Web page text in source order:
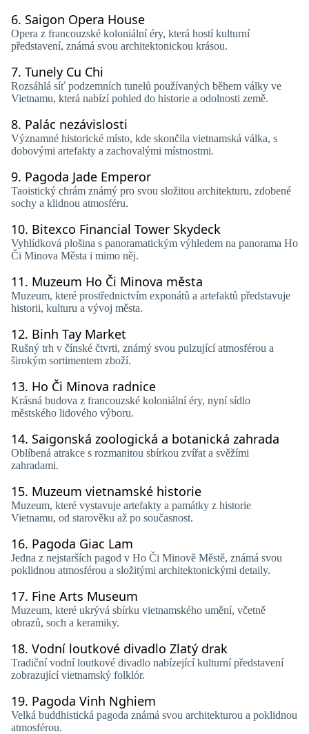
6. Saigon Opera House
Opera z francouzské koloniální éry, která hostí kulturní
představení, známá svou architektonickou krásou.
7. Tunely Cu Chi
Rozsáhlá síť podzemních tunelů používaných během války ve
Vietnamu, která nabízí pohled do historie a odolnosti země.
8. Palác nezávislosti
Významné historické místo, kde skončila vietnamská válka, s
dobovými artefakty a zachovalými místnostmi.
9. Pagoda Jade Emperor
Taoistický chrám známý pro svou složitou architekturu, zdobené
sochy a klidnou atmosféru.
10. Bitexco Financial Tower Skydeck
Vyhlídková plošina s panoramatickým výhledem na panorama Ho
Či Minova Města i mimo něj.
11. Muzeum Ho Či Minova města
Muzeum, které prostřednictvím exponátů a artefaktů představuje
historii, kulturu a vývoj města.
12. Binh Tay Market
Rušný trh v čínské čtvrti, známý svou pulzující atmosférou a
širokým sortimentem zboží.
13. Ho Či Minova radnice
Krásná budova z francouzské koloniální éry, nyní sídlo
městského lidového výboru.
14. Saigonská zoologická a botanická zahrada
Oblíbená atrakce s rozmanitou sbírkou zvířat a svěžími
zahradami.
15. Muzeum vietnamské historie
Muzeum, které vystavuje artefakty a památky z historie
Vietnamu, od starověku až po současnost.
16. Pagoda Giac Lam
Jedna z nejstarších pagod v Ho Či Minově Městě, známá svou
poklidnou atmosférou a složitými architektonickými detaily.
17. Fine Arts Museum
Muzeum, které ukrývá sbírku vietnamského umění, včetně
obrazů, soch a keramiky.
18. Vodní loutkové divadlo Zlatý drak
Tradiční vodní loutkové divadlo nabízející kulturní představení
zobrazující vietnamský folklór.
19. Pagoda Vinh Nghiem
Velká buddhistická pagoda známá svou architekturou a poklidnou
atmosférou.